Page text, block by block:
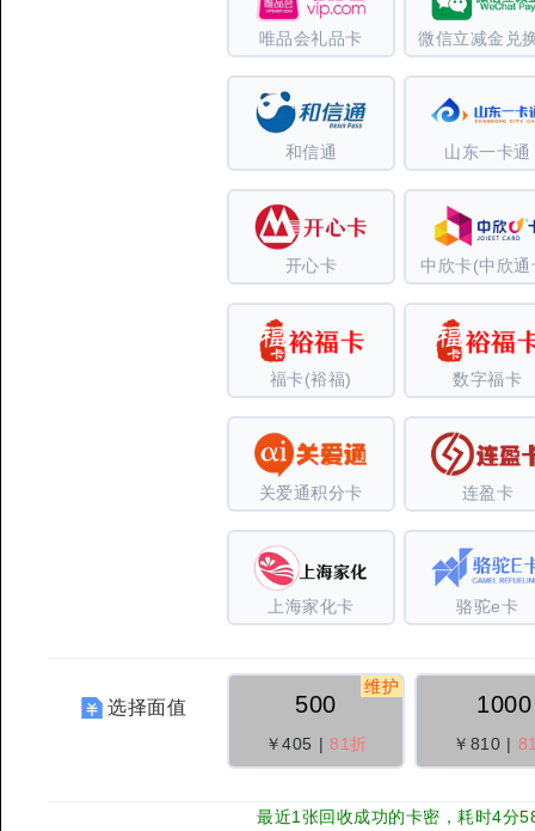
唯品会礼品卡 微信立减金兑
和信通 山东一卡通
开心卡 中欣卡(中欣通
福卡(裕福) 数字福卡
关爱通积分卡 连盈卡
上海家化卡 骆驼e卡
选择面值 500
￥405 | 81折
维护
1000
￥810 |
最近1张回收成功的卡密，耗时4分